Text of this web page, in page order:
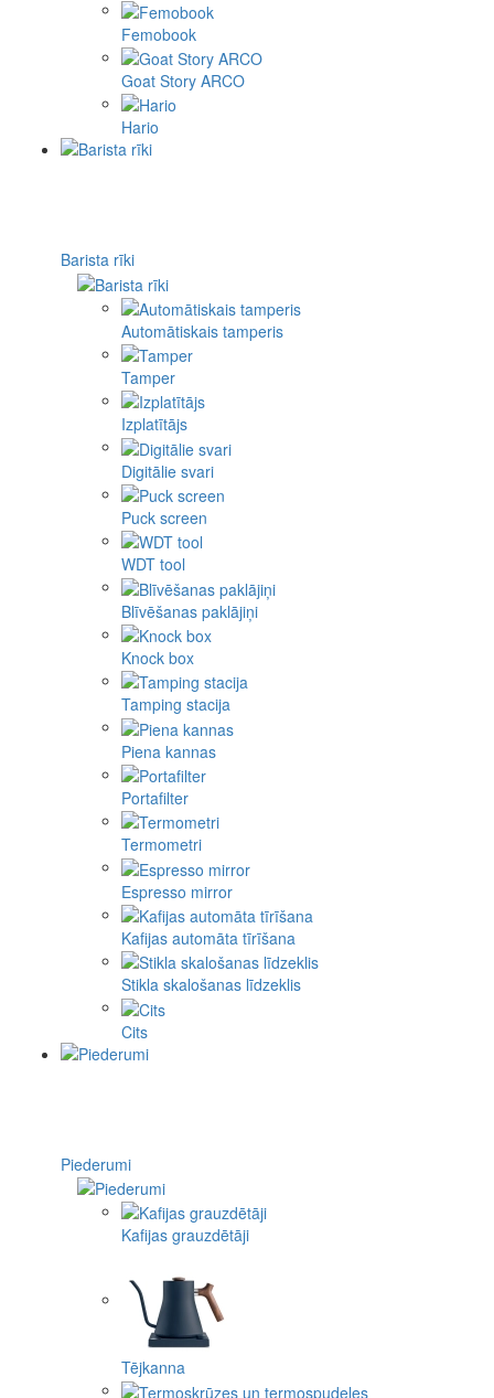
Femobook
Goat Story ARCO
Hario
Barista rīki
Automātiskais tamperis
Tamper
Izplatītājs
Digitālie svari
Puck screen
WDT tool
Blīvēšanas paklājiņi
Knock box
Tamping stacija
Piena kannas
Portafilter
Termometri
Espresso mirror
Kafijas automāta tīrīšana
Stikla skalošanas līdzeklis
Cits
Piederumi
Kafijas grauzdētāji
Tējkanna